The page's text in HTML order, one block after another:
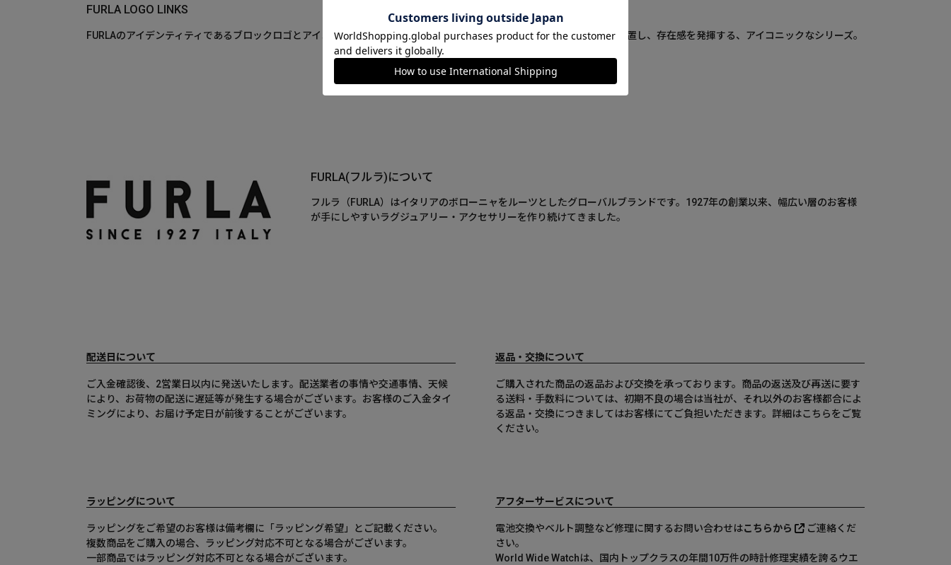
FURLA LOGO LINKS
FURLAのアイデンティティであるブロックロゴとアイコニックなアーチロゴの両方を配置。リューズやベルトにもロゴを配置し、存在感を発揮する、アイコニックなシリーズ。
FURLA(フルラ)について
フルラ（FURLA）はイタリアのボローニャをルーツとしたグローバルブランドです。1927年の創業以来、幅広い層のお客様
が手にしやすいラグジュアリー・アクセサリーを作り続けてきました。
配送日について
ご入金確認後、2営業日以内に発送いたします。配送業者の事情や交通事情、天候
により、お荷物の配送に遅延等が発生する場合がございます。お客様のご入金タイ
ミングにより、お届け予定日が前後することがございます。
返品・交換について
ご購入された商品の返品および交換を承っております。商品の返送及び再送に要す
る送料・手数料については、初期不良の場合は当社が、それ以外のお客様都合によ
る返品・交換につきましてはお客様にてご負担いただきます。詳細はこちらをご覧
ください。
ラッピングについて
ラッピングをご希望のお客様は備考欄に「ラッピング希望」とご記載ください。
複数商品をご購入の場合、ラッピング対応不可となる場合がございます。
一部商品ではラッピング対応不可となる場合がございます。
アフターサービスについて
電池交換やベルト調整など修理に関するお問い合わせはこちらから
ご連絡くだ
さい。
World Wide Watchは、国内トップクラスの年間10万件の時計修理実績を誇るウエ